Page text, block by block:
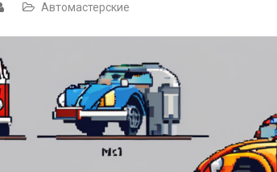
Автомастерские